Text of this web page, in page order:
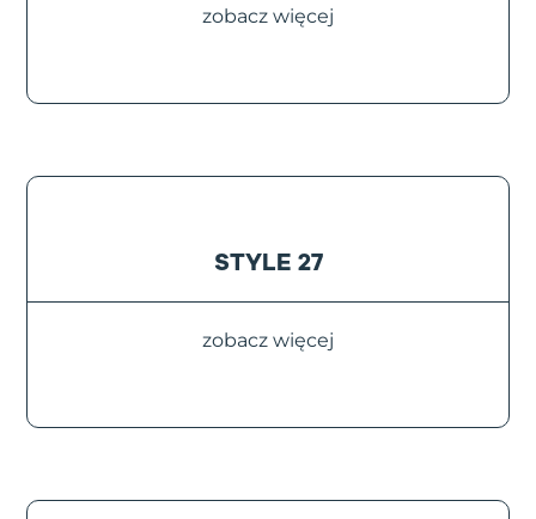
zobacz więcej
STYLE 27
zobacz więcej